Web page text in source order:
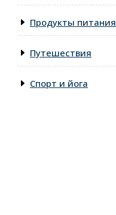
Продукты питания
Путешествия
Спорт и йога